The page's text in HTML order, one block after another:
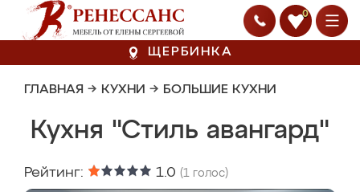
0
ЩЕРБИНКА
ГЛАВНАЯ → КУХНИ → БОЛЬШИЕ КУХНИ
Кухня "Стиль авангард"
Рейтинг: 1.0 (1 голос)